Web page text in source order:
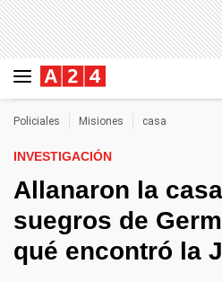
Policiales Misiones casa
INVESTIGACIÓN
Allanaron la
suegros de
qué encontró la